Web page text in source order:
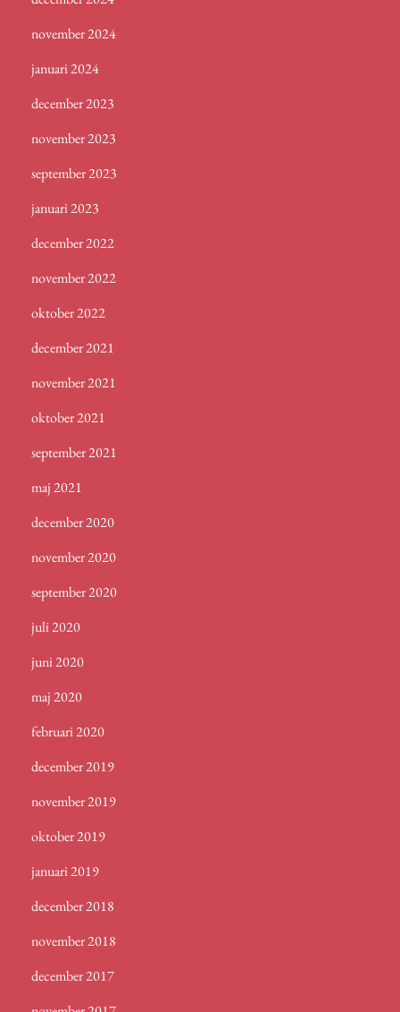
november 2024
januari 2024
december 2023
november 2023
september 2023
januari 2023
december 2022
november 2022
oktober 2022
december 2021
november 2021
oktober 2021
september 2021
maj 2021
december 2020
november 2020
september 2020
juli 2020
juni 2020
maj 2020
februari 2020
december 2019
november 2019
oktober 2019
januari 2019
december 2018
november 2018
december 2017